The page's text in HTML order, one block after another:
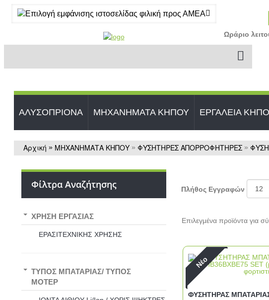
Ωράριο
ΑΛΥΣΟΠΡΙΟΝΑ ΜΗΧΑΝΗΜΑΤΑ ΚΗΠΟΥ ΕΡΓΑΛΕΙΑ
Αρχική » ΜΗΧΑΝΗΜΑΤΑ ΚΗΠΟΥ » ΦΥΣΗΤΗΡΕΣ ΑΠΟΡΡΟΦΗΤΗΡΕΣ »
Φίλτρα Αναζήτησης
ΧΡΗΣΗ ΕΡΓΑΣΙΑΣ
ΕΡΑΣΙΤΕΧΝΙΚΗΣ ΧΡΗΣΗΣ
ΤΥΠΟΣ ΜΠΑΤΑΡΙΑΣ/ ΤΥΠΟΣ
ΜΟΤΕΡ
Πλήθος Εγγραφών
Επιλεγμένα προϊόντα για
Νέο
ΦΥΣΗΤΗΡΑΣ